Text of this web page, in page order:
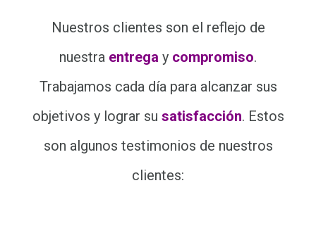
Nuestros clientes son el reflejo de
nuestra entrega y compromiso.
Trabajamos cada día para alcanzar sus
objetivos y lograr su satisfacción. Estos
son algunos testimonios de nuestros
clientes: